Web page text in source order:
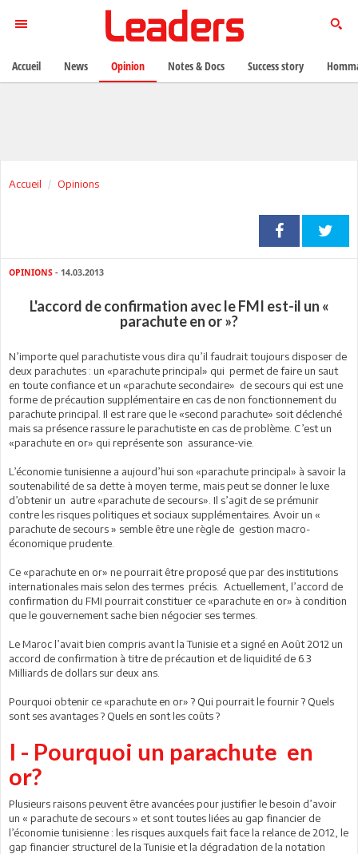
Accueil Opinions
OPINIONS - 14.03.2013
L'accord de confirmation avec le FMI est-il un «
parachute en or »?
N’importe quel parachutiste vous dira qu’il faudrait toujours disposer de
deux parachutes : un «parachute principal» qui permet de faire un saut
en toute confiance et un «parachute secondaire» de secours qui est une
forme de précaution supplémentaire en cas de non fonctionnement du
parachute principal. Il est rare que le «second parachute» soit déclenché
mais sa présence rassure le parachutiste en cas de problème. C’est un
«parachute en or» qui représente son assurance-vie.
L’économie tunisienne a aujourd’hui son «parachute principal» à savoir la
soutenabilité de sa dette à moyen terme, mais peut se donner le luxe
d’obtenir un autre «parachute de secours». Il s’agit de se prémunir
contre les risques politiques et sociaux supplémentaires. Avoir un «
parachute de secours » semble être une règle de gestion macro-
économique prudente.
Ce «parachute en or» ne pourrait être proposé que par des institutions
internationales mais selon des termes précis. Actuellement, l’accord de
confirmation du FMI pourrait constituer ce «parachute en or» à condition
que le gouvernement sache bien négocier ses termes.
Le Maroc l’avait bien compris avant la Tunisie et a signé en Août 2012 un
accord de confirmation à titre de précaution et de liquidité de 6.3
Milliards de dollars sur deux ans.
Pourquoi obtenir ce «parachute en or» ? Qui pourrait le fournir ? Quels
sont ses avantages ? Quels en sont les coûts ?
I - Pourquoi un parachute en
or?
Plusieurs raisons peuvent être avancées pour justifier le besoin d’avoir
un « parachute de secours » et sont toutes liées au gap financier de
l’économie tunisienne : les risques auxquels fait face la relance de 2012, le
gap financier structurel de la Tunisie et la dégradation de la notation
Accueil News Opinion Notes & Docs Success story